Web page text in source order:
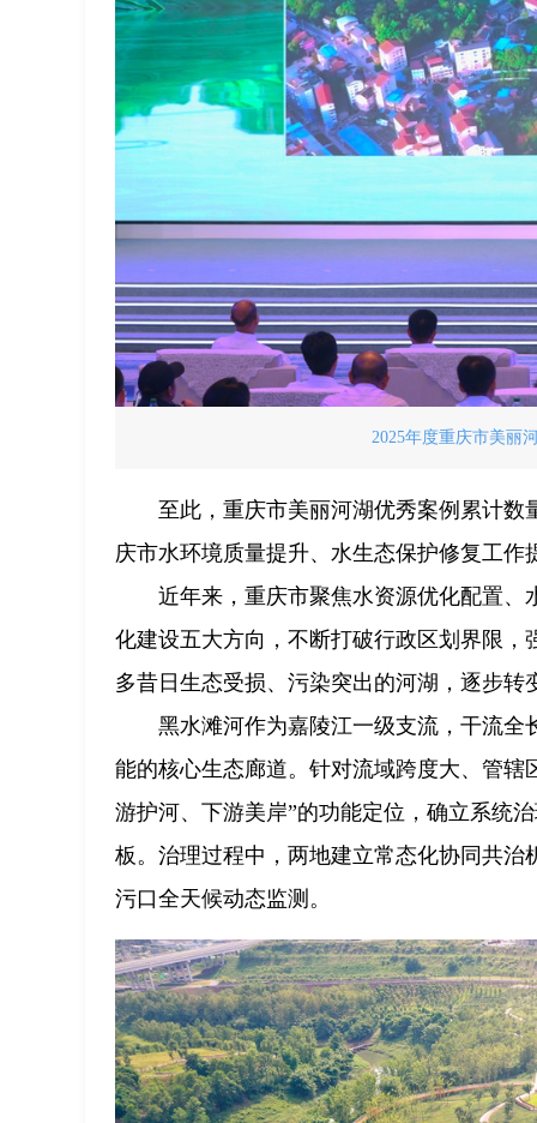
2025年度重庆市美丽
至此，重庆市美丽河湖优秀案例累计数
庆市水环境质量提升、水生态保护修复工作
近年来，重庆市聚焦水资源优化配置
化建设五大方向，不断打破行政区划界限
多昔日生态受损、污染突出的河湖，逐步
黑水滩河作为嘉陵江一级支流，干流全
能的核心生态廊道。针对流域跨度大、管
游护河、下游美岸”的功能定位，确立系统
板。治理过程中，两地建立常态化协同共
污口全天候动态监测。